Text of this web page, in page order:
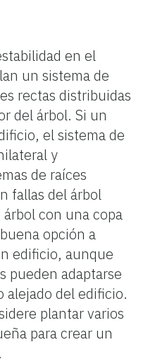
en el
un sistema de
rectas distribuidas
del árbol. Si un
el sistema de
y
de raíces
fallas del árbol
con una copa
opción a
edificio, aunque
pueden adaptarse
alejado del edificio.
plantar varios
para crear un